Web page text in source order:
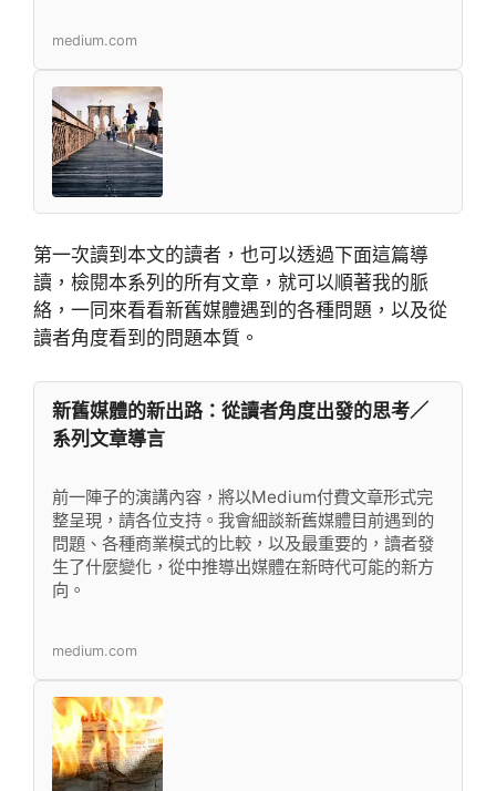
medium.com
第一次讀到本文的讀者，也可以透過下面這篇導
讀，檢閱本系列的所有文章，就可以順著我的脈
絡，一同來看看新舊媒體遇到的各種問題，以及從
讀者角度看到的問題本質。
新舊媒體的新出路：從讀者角度出發的思考／
系列文章導言
前一陣子的演講內容，將以Medium付費文章形式完
整呈現，請各位支持。我會細談新舊媒體目前遇到的
問題、各種商業模式的比較，以及最重要的，讀者發
生了什麼變化，從中推導出媒體在新時代可能的新方
向。
medium.com